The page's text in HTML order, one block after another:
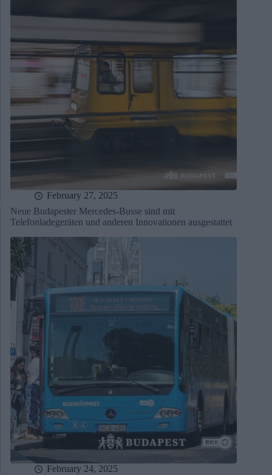
February 27, 2025
Neue Budapester Mercedes-Busse sind mit
Telefonladegeräten und anderen Innovationen ausgestattet
February 24, 2025